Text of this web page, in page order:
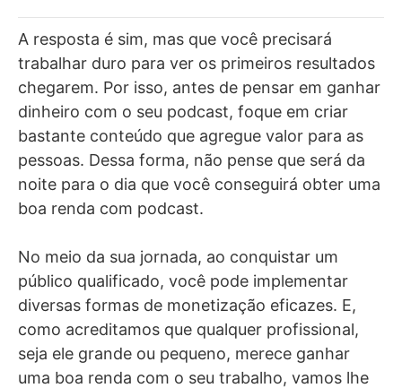
A resposta é sim, mas que você precisará
trabalhar duro para ver os primeiros resultados
chegarem. Por isso, antes de pensar em ganhar
dinheiro com o seu podcast, foque em criar
bastante conteúdo que agregue valor para as
pessoas. Dessa forma, não pense que será da
noite para o dia que você conseguirá obter uma
boa renda com podcast.
No meio da sua jornada, ao conquistar um
público qualificado, você pode implementar
diversas formas de monetização eficazes. E,
como acreditamos que qualquer profissional,
seja ele grande ou pequeno, merece ganhar
uma boa renda com o seu trabalho, vamos lhe